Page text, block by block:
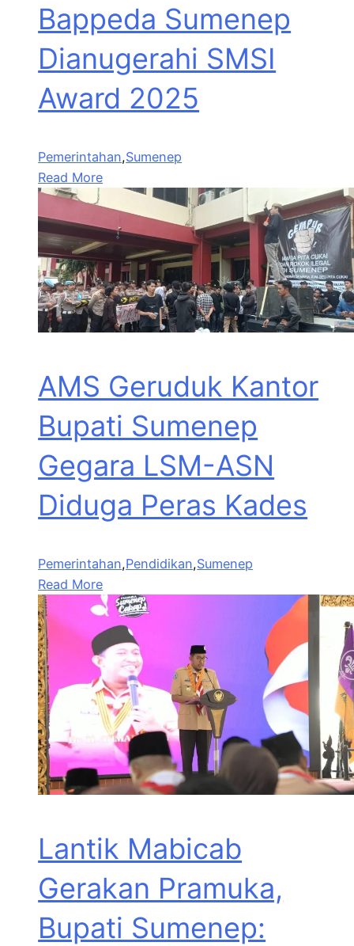
Bappeda Sumenep
Dianugerahi SMSI
Award 2025
Pemerintahan,Sumenep
Read More
AMS Geruduk Kantor
Bupati Sumenep
Gegara LSM-ASN
Diduga Peras Kades
Pemerintahan,Pendidikan,Sumenep
Read More
Lantik Mabicab
Gerakan Pramuka,
Bupati Sumenep: